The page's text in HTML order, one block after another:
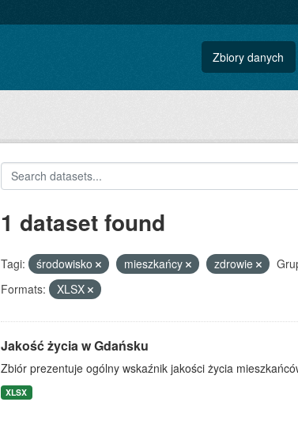
Zbiory danych
1 dataset found
Tagi: środowisko mieszkańcy zdrowie
Formats:
XLSX
Jakość życia w Gdańsku
Zbiór prezentuje ogólny wskaźnik jakości życia
XLSX